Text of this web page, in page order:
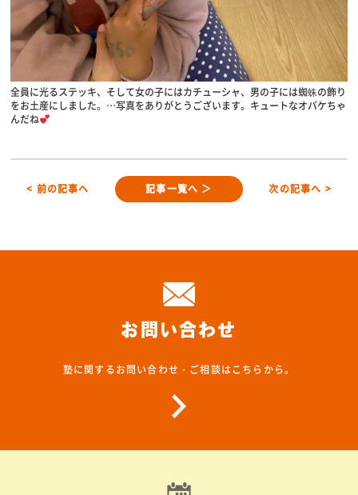
全員に光るステッキ、そして女の子にはカチューシャ、男の子には蜘蛛の飾り
をお土産にしました。…写真をありがとうございます。キュートなオバケちゃ
んだね
< 前の記事へ 記事一覧へ ＞ 次の記事へ >
お問い合わせ
塾に関するお問い合わせ・ご相談はこちらから。